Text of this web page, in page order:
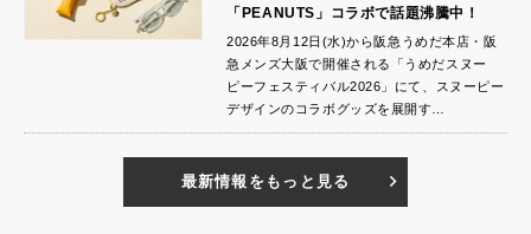
「PEANUTS」コラボで話題沸騰中！
2026年8月12日(水)から阪急うめだ本店・阪
急メンズ大阪で開催される「うめだスヌー
ピーフェスティバル2026」にて、スヌーピー
デザインのコラボグッズを展開す…
最新情報をもっと見る